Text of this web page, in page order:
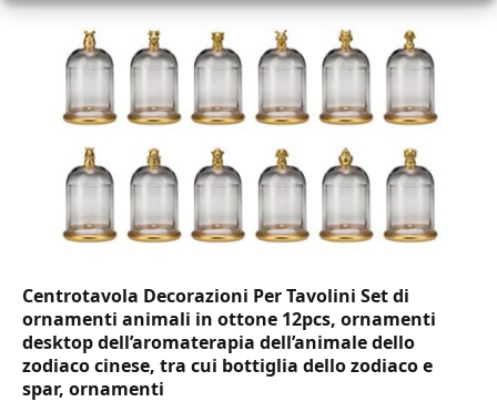
Centrotavola Decorazioni Per Tavolini Set di
ornamenti animali in ottone 12pcs, ornamenti
desktop dell’aromaterapia dell’animale dello
zodiaco cinese, tra cui bottiglia dello zodiaco e
spar, ornamenti